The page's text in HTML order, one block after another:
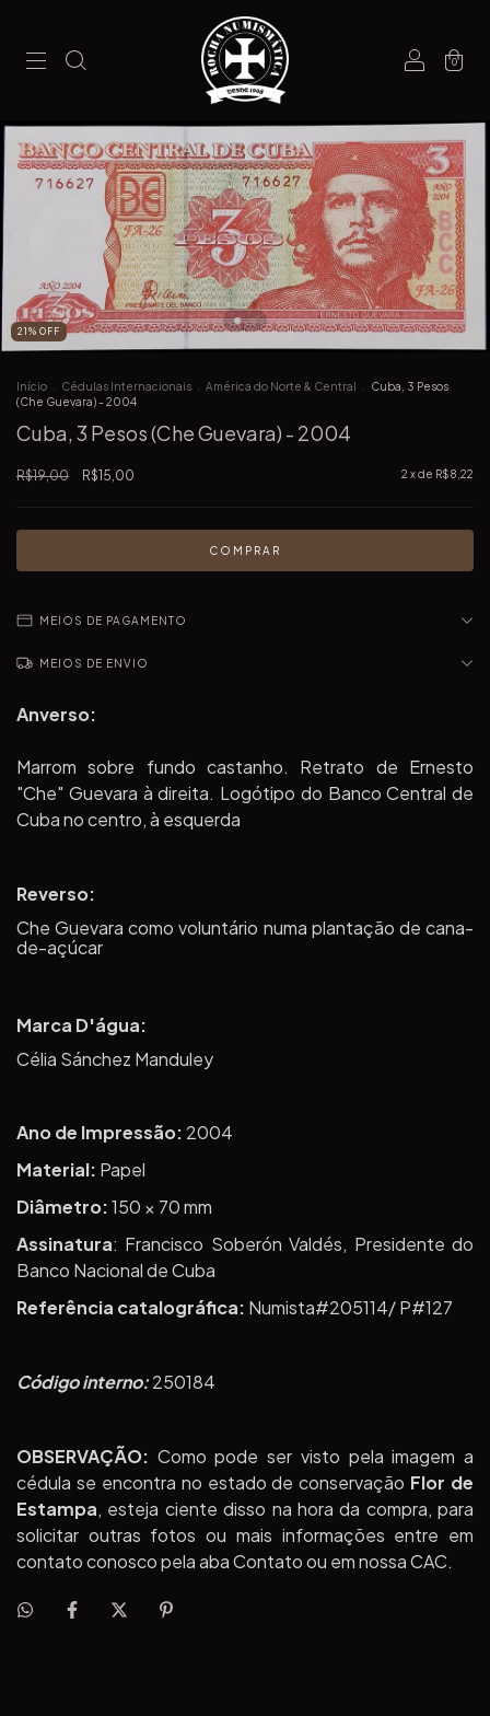
0
21 % OFF
Início Cédulas Internacionais América do Norte & Central
Cuba, 3 Pesos
(Che Guevara) - 2004
Cuba, 3 Pesos (Che Guevara) - 2004
R$19,00 R$15,00 2 x de R$8,22
MEIOS DE PAGAMENTO
MEIOS DE ENVIO
Anverso:
Marrom sobre fundo castanho. Retrato de Ernesto
"Che" Guevara à direita. Logótipo do Banco Central de
Cuba no centro, à esquerda
Reverso:
Che Guevara como voluntário numa plantação de cana-
de-açúcar
Marca D'água:
Célia Sánchez Manduley
Ano de Impressão: 2004
Material: Papel
Diâmetro:150 × 70 mm
Assinatura: Francisco Soberón Valdés, Presidente do
Banco Nacional de Cuba
Referência catalográfica: Numista#205114/ P#127
Código interno:250184
OBSERVAÇÃO: Como pode ser visto pela imagem a
cédula se encontra no estado de conservação Flor de
Estampa, esteja ciente disso na hora da compra, para
solicitar outras fotos ou mais informações entre em
contato conosco pela aba Contato ou em nossa CAC.